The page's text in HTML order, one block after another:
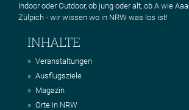
Indoor oder Outdoor, ob jung oder alt, ob A wie
Zülpich - wir wissen wo in NRW was los ist!
INHALTE
Veranstaltungen
Ausflugsziele
Magazin
Orte in NRW